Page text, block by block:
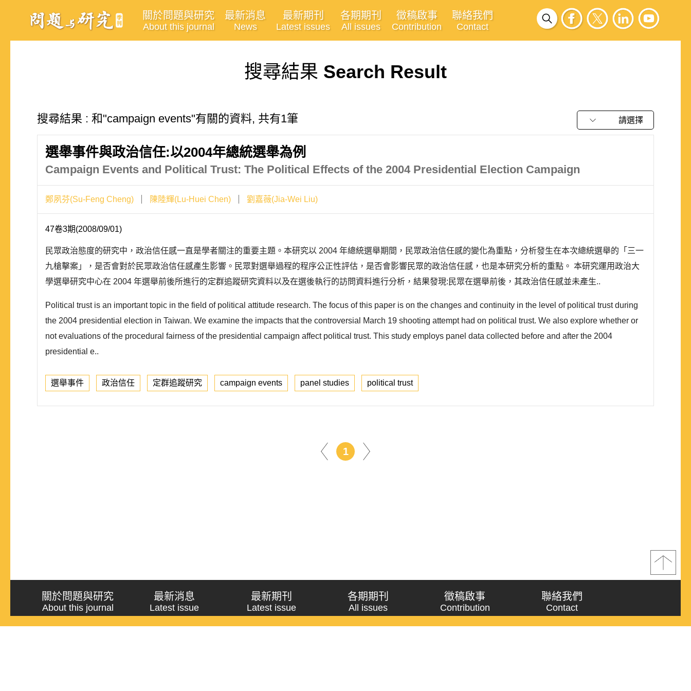
關於問題與研究
About this journal
最新消息
News
最新期刊
Latest issues
各期期刊
All issues
徵稿啟事
Contribution
聯絡我們
Contact
搜尋結果 Search Result
搜尋結果 : 和"campaign events"有關的資料, 共有1筆 請選擇
選舉事件與政治信任:以2004年總統選舉為例
Campaign Events and Political Trust: The Political Effects of the 2004 Presidential Election Campaign
鄭夙芬(Su-Feng Cheng) 陳陸輝(Lu-Huei Chen) 劉嘉薇(Jia-Wei Liu)
47卷3期(2008/09/01)
民眾政治態度的研究中，政治信任感一直是學者關注的重要主題。本研究以 2004 年總統選舉期間，民眾政治信任感的變化為重點，分析發生在本次總統選舉的「三一
九槍擊案」，是否會對於民眾政治信任感產生影響。民眾對選舉過程的程序公正性評估，是否會影響民眾的政治信任感，也是本研究分析的重點。 本研究運用政治大
學選舉研究中心在 2004 年選舉前後所進行的定群追蹤研究資料以及在選後執行的訪問資料進行分析，結果發現:民眾在選舉前後，其政治信任感並未產生..
Political trust is an important topic in the field of political attitude research. The focus of this paper is on the changes and continuity in the level of political trust during
the 2004 presidential election in Taiwan. We examine the impacts that the controversial March 19 shooting attempt had on political trust. We also explore whether or
not evaluations of the procedural fairness of the presidential campaign affect political trust. This study employs panel data collected before and after the 2004
presidential e..
選舉事件 政治信任 定群追蹤研究 campaign events panel studies political trust
1
關於問題與研究
About this journal
最新消息
Latest issue
最新期刊
Latest issue
各期期刊
All issues
徵稿啟事
Contribution
聯絡我們
Contact